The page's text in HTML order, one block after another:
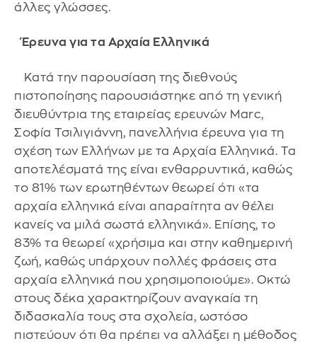
άλλες γλώσσες.
Έρευνα για τα Αρχαία Ελληνικά
Κατά την παρουσίαση της διεθνούς
πιστοποίησης παρουσιάστηκε από τη γενική
διευθύντρια της εταιρείας ερευνών Marc,
Σοφία Τσιλιγιάννη, πανελλήνια έρευνα για τη
σχέση των Ελλήνων με τα Αρχαία Ελληνικά. Tα
αποτελέσματά της είναι ενθαρρυντικά, καθώς
τo 81% των ερωτηθέντων θεωρεί ότι «τα
αρχαία ελληνικά είναι απαραίτητα αν θέλει
κανείς να μιλά σωστά ελληνικά». Επίσης, το
83% τα θεωρεί «χρήσιμα και στην καθημερινή
ζωή, καθώς υπάρχουν πολλές φράσεις στα
αρχαία ελληνικά που χρησιμοποιούμε». Οκτώ
στους δέκα χαρακτηρίζουν αναγκαία τη
διδασκαλία τους στα σχολεία, ωστόσο
πιστεύουν ότι θα πρέπει να αλλάξει η μέθοδος